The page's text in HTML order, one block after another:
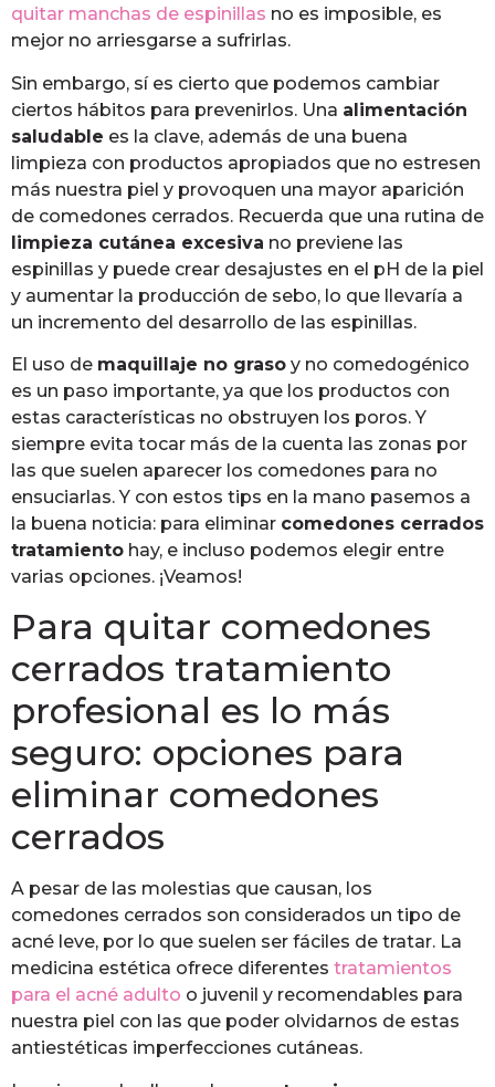
quitar manchas de espinillas no es imposible, es
mejor no arriesgarse a sufrirlas.
Sin embargo, sí es cierto que podemos cambiar
ciertos hábitos para prevenirlos. Una alimentación
saludable es la clave, además de una buena
limpieza con productos apropiados que no estresen
más nuestra piel y provoquen una mayor aparición
de comedones cerrados. Recuerda que una rutina de
limpieza cutánea excesiva no previene las
espinillas y puede crear desajustes en el pH de la piel
y aumentar la producción de sebo, lo que llevaría a
un incremento del desarrollo de las espinillas.
El uso de maquillaje no graso y no comedogénico
es un paso importante, ya que los productos con
estas características no obstruyen los poros. Y
siempre evita tocar más de la cuenta las zonas por
las que suelen aparecer los comedones para no
ensuciarlas. Y con estos tips en la mano pasemos a
la buena noticia: para eliminar comedones cerrados
tratamiento hay, e incluso podemos elegir entre
varias opciones. ¡Veamos!
Para quitar comedones
cerrados tratamiento
profesional es lo más
seguro: opciones para
eliminar comedones
cerrados
A pesar de las molestias que causan, los
comedones cerrados son considerados un tipo de
acné leve, por lo que suelen ser fáciles de tratar. La
medicina estética ofrece diferentes tratamientos
para el acné adulto o juvenil y recomendables para
nuestra piel con las que poder olvidarnos de estas
antiestéticas imperfecciones cutáneas.